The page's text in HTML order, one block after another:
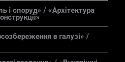
і споруд» / «Архітектура
в галузі» /